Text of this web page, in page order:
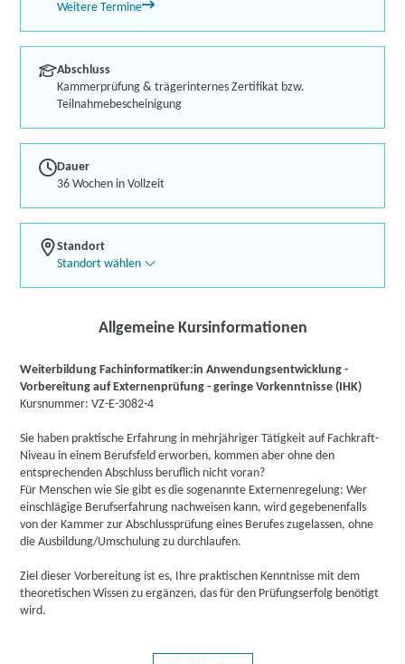
Weitere Termine
Abschluss
Kammerprüfung & trägerinternes Zertifikat bzw.
Teilnahmebescheinigung
Dauer
36 Wochen in Vollzeit
Standort
Standort wählen
Allgemeine Kursinformationen
Weiterbildung Fachinformatiker:in Anwendungsentwicklung -
Vorbereitung auf Externenprüfung - geringe Vorkenntnisse (IHK)
Kursnummer: VZ-E-3082-4
Sie haben praktische Erfahrung in mehrjähriger Tätigkeit auf Fachkraft-
Niveau in einem Berufsfeld erworben, kommen aber ohne den
entsprechenden Abschluss beruflich nicht voran?
Für Menschen wie Sie gibt es die sogenannte Externenregelung: Wer
einschlägige Berufserfahrung nachweisen kann, wird gegebenenfalls
von der Kammer zur Abschlussprüfung eines Berufes zugelassen, ohne
die Ausbildung/Umschulung zu durchlaufen.
Ziel dieser Vorbereitung ist es, Ihre praktischen Kenntnisse mit dem
theoretischen Wissen zu ergänzen, das für den Prüfungserfolg benötigt
wird.